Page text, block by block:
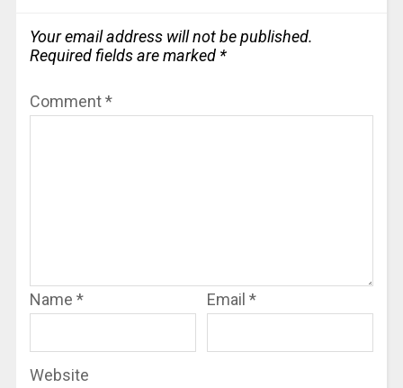
Your email address will not be published.
Required fields are marked *
Comment*
Name * Email *
Website